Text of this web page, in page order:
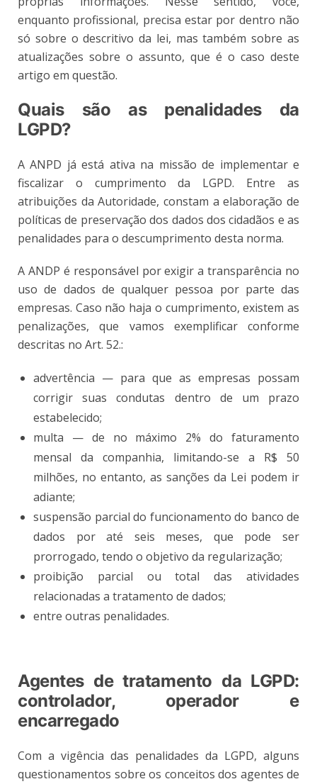
enquanto profissional, precisa estar por dentro não
só sobre o descritivo da lei, mas também sobre as
atualizações sobre o assunto, que é o caso deste
artigo em questão.
Quais são as penalidades da
LGPD?
A ANPD já está ativa na missão de implementar e
fiscalizar o cumprimento da LGPD. Entre as
atribuições da Autoridade, constam a elaboração de
políticas de preservação dos dados dos cidadãos e as
penalidades para o descumprimento desta norma.
A ANDP é responsável por exigir a transparência no
uso de dados de qualquer pessoa por parte das
empresas. Caso não haja o cumprimento, existem as
penalizações, que vamos exemplificar conforme
descritas no Art. 52.:
advertência — para que as empresas possam
corrigir suas condutas dentro de um prazo
estabelecido;
multa — de no máximo 2% do faturamento
mensal da companhia, limitando-se a R$ 50
milhões, no entanto, as sanções da Lei podem ir
adiante;
suspensão parcial do funcionamento do banco de
dados por até seis meses, que pode ser
prorrogado, tendo o objetivo da regularização;
proibição parcial ou total das atividades
relacionadas a tratamento de dados;
entre outras penalidades.
Agentes de tratamento da LGPD:
controlador, operador e
encarregado
Com a vigência das penalidades da LGPD, alguns
questionamentos sobre os conceitos dos agentes de